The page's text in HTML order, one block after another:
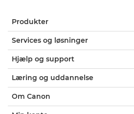
Produkter
Services og løsninger
Hjælp og support
Læring og uddannelse
Om Canon